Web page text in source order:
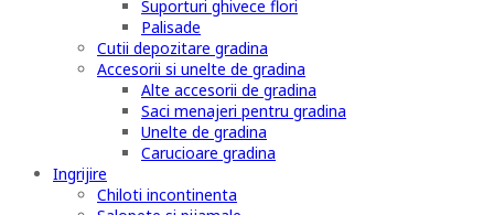
Suporturi ghivece flori
Palisade
Cutii depozitare gradina
Accesorii si unelte de gradina
Alte accesorii de gradina
Saci menajeri pentru gradina
Unelte de gradina
Carucioare gradina
Ingrijire
Chiloti incontinenta